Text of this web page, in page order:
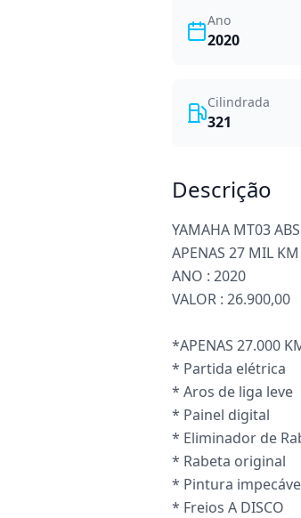
Ano
2020
Cilindrada
321
Descrição
YAMAHA MT03 ABS
APENAS 27 MIL KM
ANO : 2020
VALOR : 26.900,00
*APENAS 27.000
* Partida elétrica
* Aros de liga leve
* Painel digital
* Eliminador de
* Rabeta original
* Pintura
* Freios A DISCO